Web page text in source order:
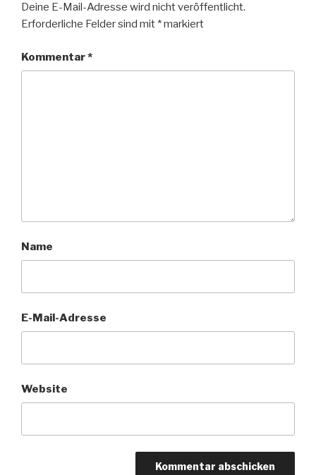
Deine E-Mail-Adresse wird nicht veröffentlicht.
Erforderliche Felder sind mit *markiert
Kommentar*
Name
E-Mail-Adresse
Website